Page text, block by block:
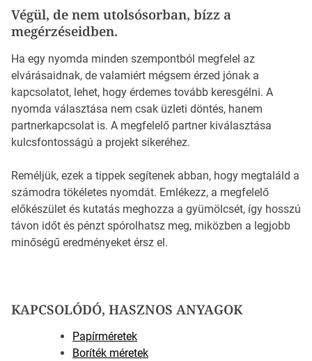
Végül, de nem utolsósorban, bízz a
megérzéseidben.
Ha egy nyomda minden szempontból megfelel az
elvárásaidnak, de valamiért mégsem érzed jónak a
kapcsolatot, lehet, hogy érdemes tovább keresgélni. A
nyomda választása nem csak üzleti döntés, hanem
partnerkapcsolat is. A megfelelő partner kiválasztása
kulcsfontosságú a projekt sikeréhez.
Reméljük, ezek a tippek segítenek abban, hogy megtaláld a
számodra tökéletes nyomdát. Emlékezz, a megfelelő
előkészület és kutatás meghozza a gyümölcsét, így hosszú
távon időt és pénzt spórolhatsz meg, miközben a legjobb
minőségű eredményeket érsz el.
KAPCSOLÓDÓ, HASZNOS ANYAGOK
Papírméretek
Boríték méretek